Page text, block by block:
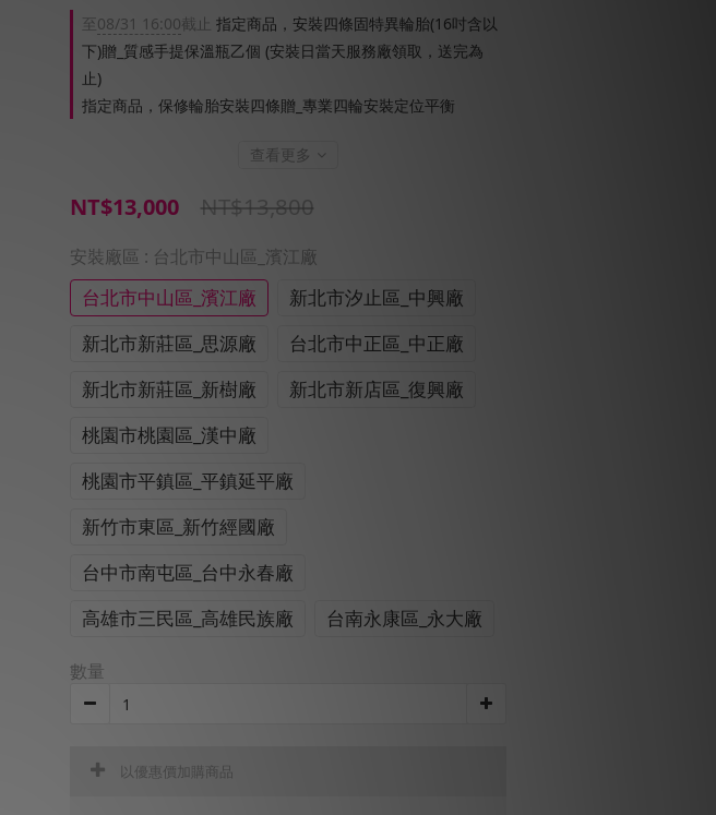
至 08/31 16:00截止 指定商品，安裝四條固特異輪胎(16吋含以
下)贈_質感手提保溫瓶乙個 (安裝日當天服務廠領取，送完為
止)
指定商品，保修輪胎安裝四條贈_專業四輪安裝定位平衡
查看更多
NT$13,000 NT$13,800
安裝廠區 : 台北市中山區_濱江廠
台北市中山區_濱江廠
新北市汐止區_中興廠
新北市新莊區_思源廠
台北市中正區_中正廠
新北市新莊區_新樹廠
新北市新店區_復興廠
桃園市桃園區_漢中廠
桃園市平鎮區_平鎮延平廠
新竹市東區_新竹經國廠
台中市南屯區_台中永春廠
高雄市三民區_高雄民族廠
台南永康區_永大廠
數量
以優惠價加購商品